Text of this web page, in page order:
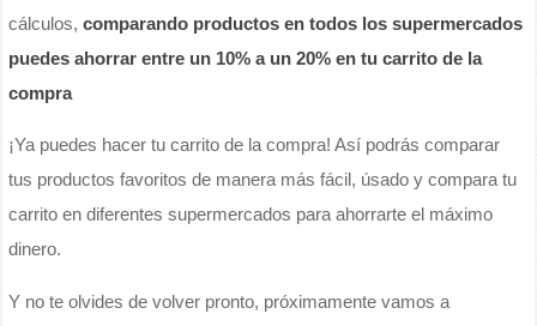
cálculos,comparando productos en todos los supermercados
puedes ahorrar entre un 10% a un 20% en tu carrito de la
compra
¡Ya puedes hacer tu carrito de la compra! Así podrás comparar
tus productos favoritos de manera más fácil, úsado y compara tu
carrito en diferentes supermercados para ahorrarte el máximo
dinero.
Y no te olvides de volver pronto, próximamente vamos a